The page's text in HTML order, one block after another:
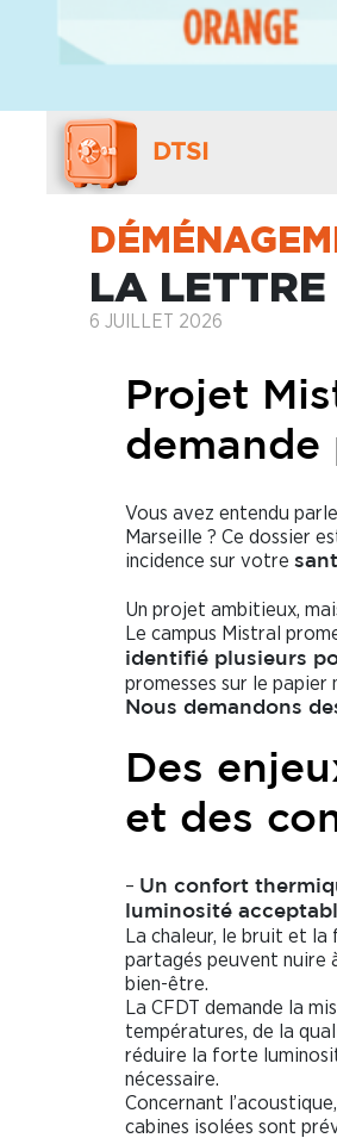
DTSI
LA LETTRE
6 JUILLET 2026
Projet
demande
Vous avez entendu
Marseille ? Ce dossier
incidence sur votre
Un projet ambitieux,
Le campus Mistral
identifié plusieurs
promesses sur le papier
Nous demandons
Des
et des
– Un confort
luminosité
La chaleur, le bruit et la
partagés peuvent
bien-être.
La CFDT demande la
températures, de la
réduire la forte
nécessaire.
Concernant
cabines isolées sont